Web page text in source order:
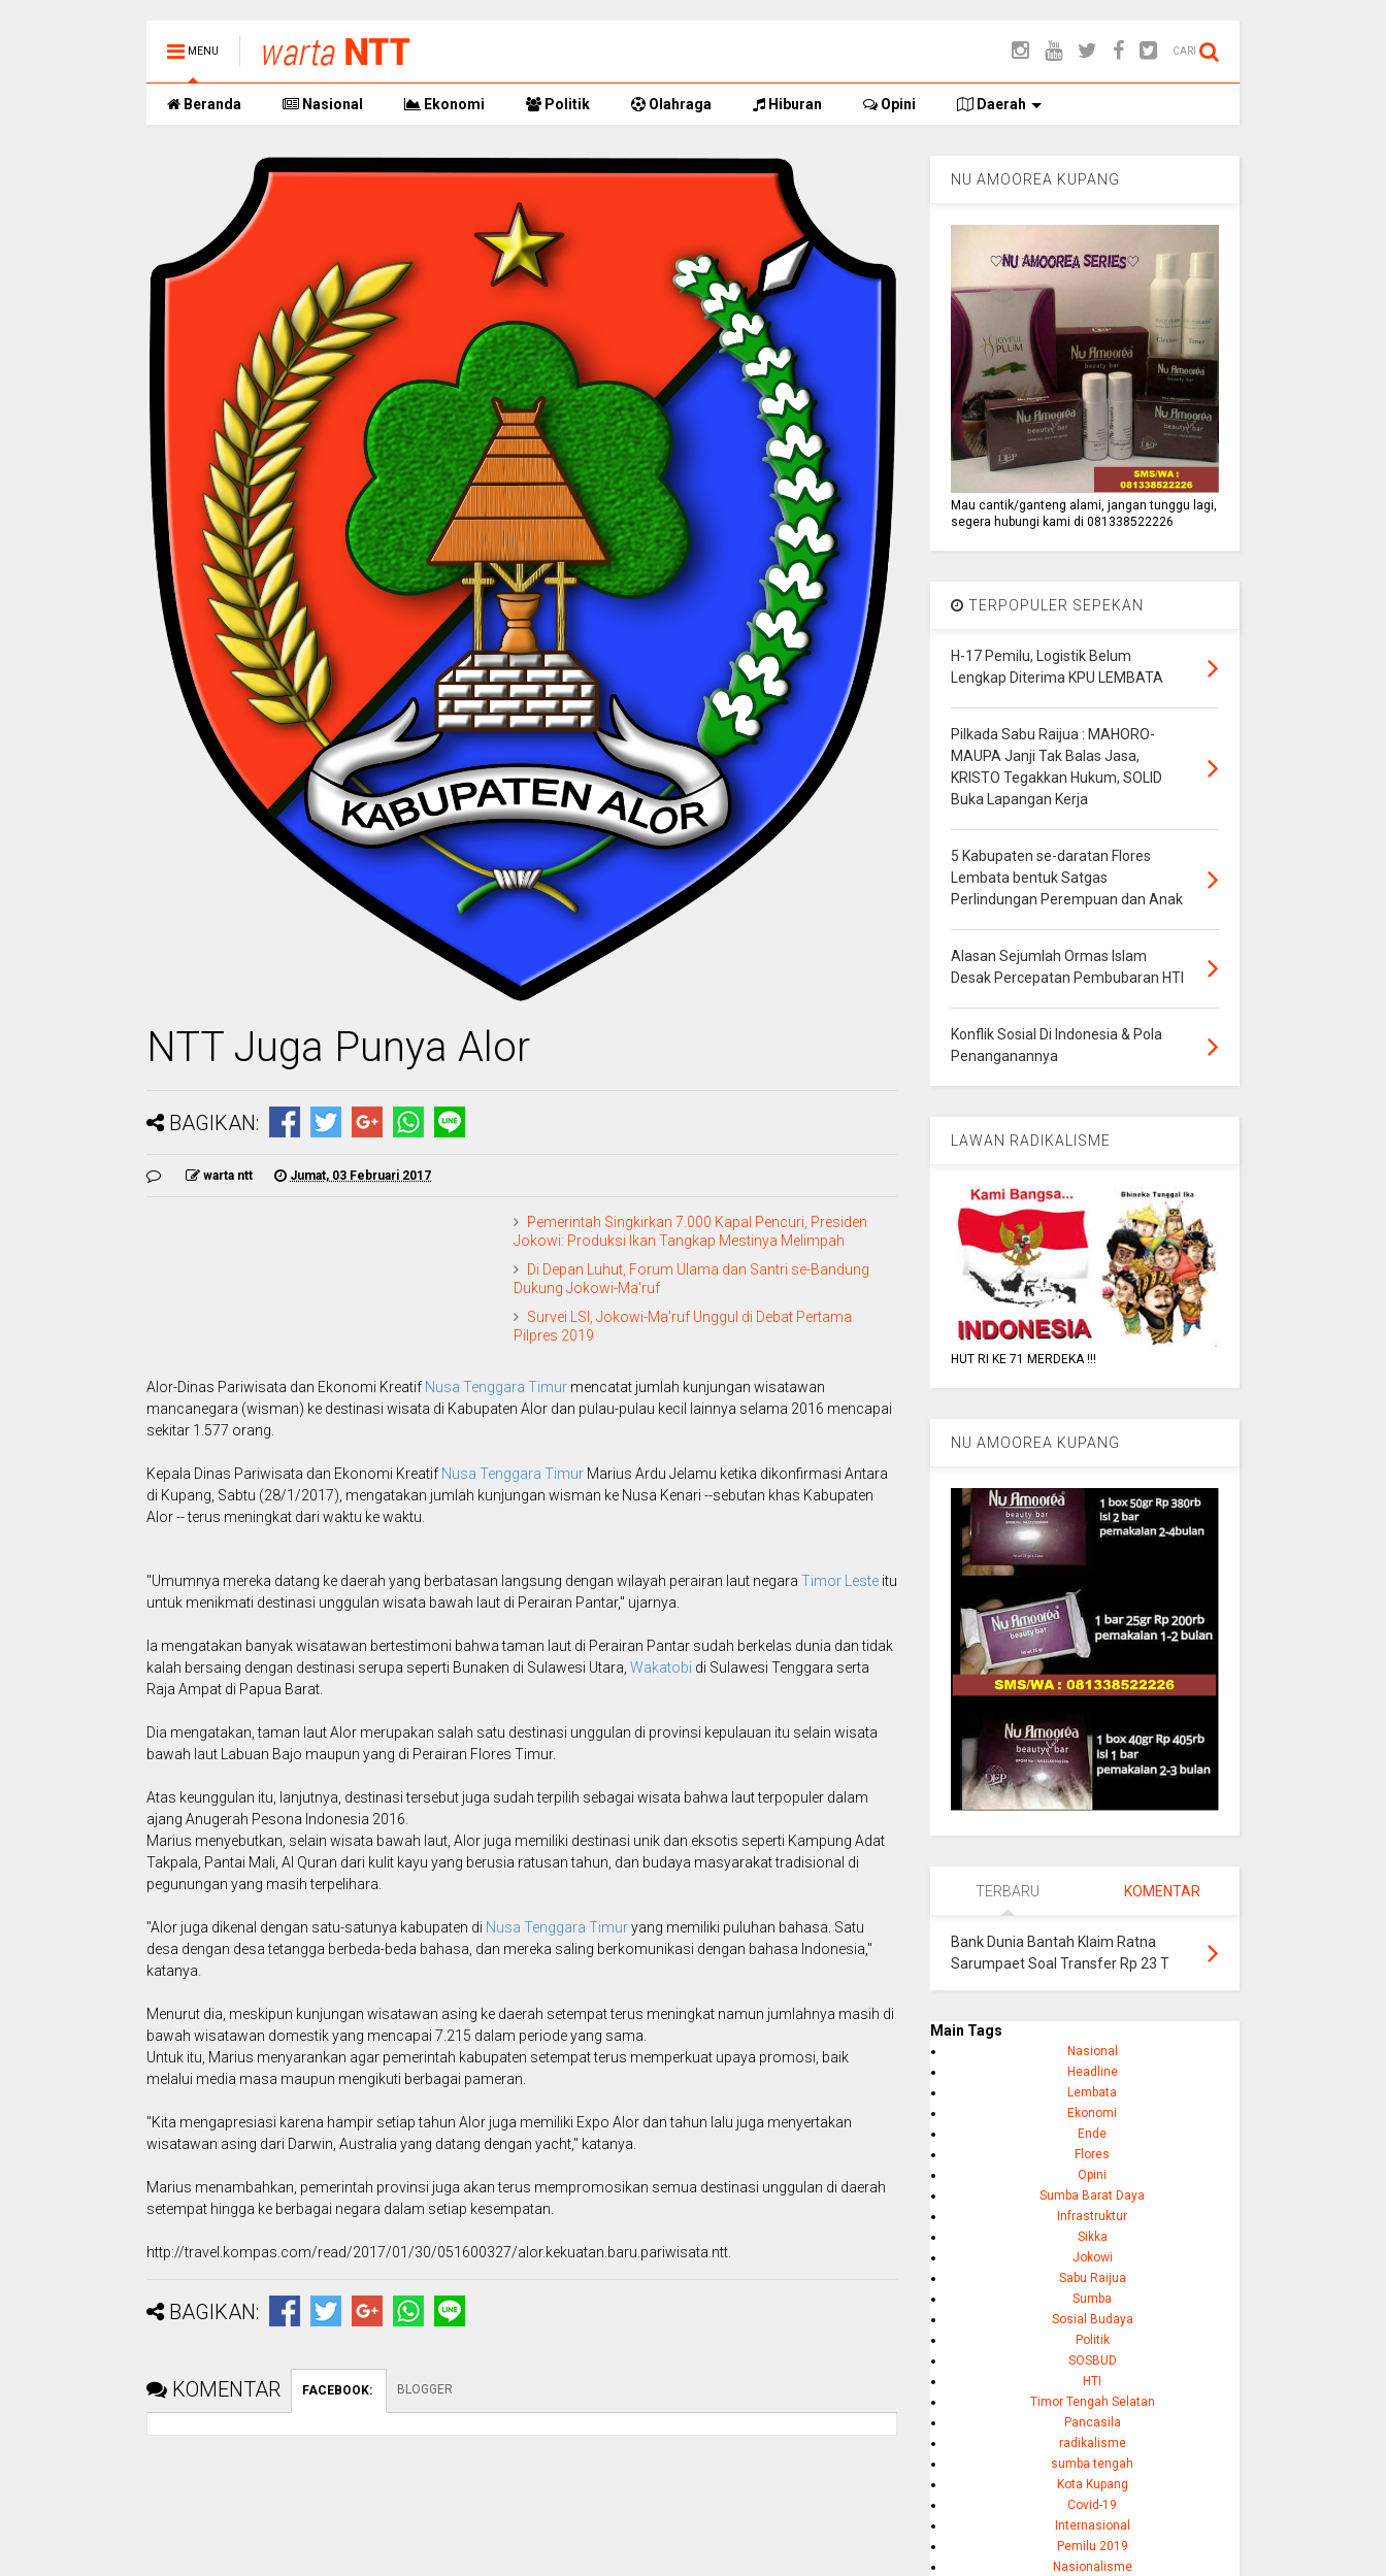
MENU CARI
Beranda Nasional Ekonomi Politik Olahraga Hiburan Opini Daerah
NTT Juga Punya Alor
BAGIKAN:
warta ntt Jumat, 03 Februari 2017
Pemerintah Singkirkan 7.000 Kapal Pencuri, Presiden
Jokowi: Produksi Ikan Tangkap Mestinya Melimpah
Di Depan Luhut, Forum Ulama dan Santri se-Bandung
Dukung Jokowi-Ma'ruf
Survei LSI, Jokowi-Ma'ruf Unggul di Debat Pertama
Pilpres 2019
Alor-Dinas Pariwisata dan Ekonomi Kreatif Nusa Tenggara Timur mencatat jumlah kunjungan wisatawan
mancanegara (wisman) ke destinasi wisata di Kabupaten Alor dan pulau-pulau kecil lainnya selama 2016 mencapai
sekitar 1.577 orang.
Kepala Dinas Pariwisata dan Ekonomi Kreatif Nusa Tenggara Timur Marius Ardu Jelamu ketika dikonfirmasi Antara
di Kupang, Sabtu (28/1/2017), mengatakan jumlah kunjungan wisman ke Nusa Kenari --sebutan khas Kabupaten
Alor -- terus meningkat dari waktu ke waktu.
"Umumnya mereka datang ke daerah yang berbatasan langsung dengan wilayah perairan laut negara Timor Leste itu
untuk menikmati destinasi unggulan wisata bawah laut di Perairan Pantar," ujarnya.
Ia mengatakan banyak wisatawan bertestimoni bahwa taman laut di Perairan Pantar sudah berkelas dunia dan tidak
kalah bersaing dengan destinasi serupa seperti Bunaken di Sulawesi Utara, Wakatobi di Sulawesi Tenggara serta
Raja Ampat di Papua Barat.
Dia mengatakan, taman laut Alor merupakan salah satu destinasi unggulan di provinsi kepulauan itu selain wisata
bawah laut Labuan Bajo maupun yang di Perairan Flores Timur.
Atas keunggulan itu, lanjutnya, destinasi tersebut juga sudah terpilih sebagai wisata bahwa laut terpopuler dalam
ajang Anugerah Pesona Indonesia 2016.
Marius menyebutkan, selain wisata bawah laut, Alor juga memiliki destinasi unik dan eksotis seperti Kampung Adat
Takpala, Pantai Mali, Al Quran dari kulit kayu yang berusia ratusan tahun, dan budaya masyarakat tradisional di
pegunungan yang masih terpelihara.
"Alor juga dikenal dengan satu-satunya kabupaten di Nusa Tenggara Timuryang memiliki puluhan bahasa. Satu
desa dengan desa tetangga berbeda-beda bahasa, dan mereka saling berkomunikasi dengan bahasa Indonesia,"
katanya.
Menurut dia, meskipun kunjungan wisatawan asing ke daerah setempat terus meningkat namun jumlahnya masih di
bawah wisatawan domestik yang mencapai 7.215 dalam periode yang sama.
Untuk itu, Marius menyarankan agar pemerintah kabupaten setempat terus memperkuat upaya promosi, baik
melalui media masa maupun mengikuti berbagai pameran.
"Kita mengapresiasi karena hampir setiap tahun Alor juga memiliki Expo Alor dan tahun lalu juga menyertakan
wisatawan asing dari Darwin, Australia yang datang dengan yacht," katanya.
Marius menambahkan, pemerintah provinsi juga akan terus mempromosikan semua destinasi unggulan di daerah
setempat hingga ke berbagai negara dalam setiap kesempatan.
http://travel.kompas.com/read/2017/01/30/051600327/alor.kekuatan.baru.pariwisata.ntt.
BAGIKAN:
KOMENTAR FACEBOOK: BLOGGER
NU AMOOREA KUPANG
Mau cantik/ganteng alami, jangan tunggu lagi,
segera hubungi kami di 081338522226
TERPOPULER SEPEKAN
H-17 Pemilu, Logistik Belum
Lengkap Diterima KPU LEMBATA
Pilkada Sabu Raijua : MAHORO-
MAUPA Janji Tak Balas Jasa,
KRISTO Tegakkan Hukum, SOLID
Buka Lapangan Kerja
5 Kabupaten se-daratan Flores
Lembata bentuk Satgas
Perlindungan Perempuan dan Anak
Alasan Sejumlah Ormas Islam
Desak Percepatan Pembubaran HTI
Konflik Sosial Di Indonesia & Pola
Penanganannya
LAWAN RADIKALISME
HUT RI KE 71 MERDEKA !!!
NU AMOOREA KUPANG
TERBARU KOMENTAR
Bank Dunia Bantah Klaim Ratna
Sarumpaet Soal Transfer Rp 23 T
Main Tags
Nasional
Headline
Lembata
Ekonomi
Ende
Flores
Opini
Sumba Barat Daya
Infrastruktur
Sikka
Jokowi
Sabu Raijua
Sumba
Sosial Budaya
Politik
SOSBUD
HTI
Timor Tengah Selatan
Pancasila
radikalisme
sumba tengah
Kota Kupang
Covid-19
Internasional
Pemilu 2019
Nasionalisme